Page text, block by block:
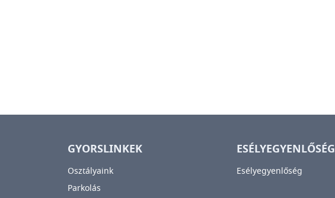
GYORSLINKEK
Osztályaink
Parkolás
ESÉLYEGYENLŐSÉG
Esélyegyenlőség